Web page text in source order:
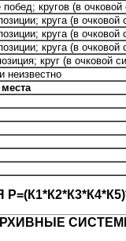
кругов (в очковой
круга (в очковой
круга (в очковой
круга (в очковой
круг (в очковой
неизвестно